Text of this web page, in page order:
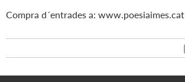
Compra d´entrades a: www.poesiaimes.cat